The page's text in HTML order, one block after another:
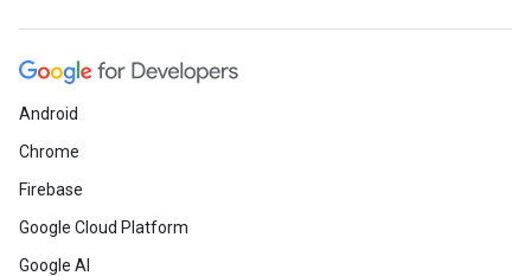
Android
Chrome
Firebase
Google Cloud Platform
Google AI